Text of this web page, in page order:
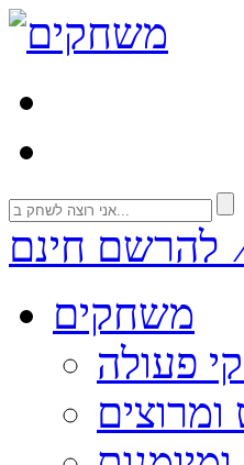
להרשם חינם
משחקים
פעולה